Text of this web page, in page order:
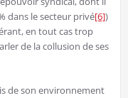
dans le secteur privé[6])
en tout cas trop
de la collusion de ses
de son environnement